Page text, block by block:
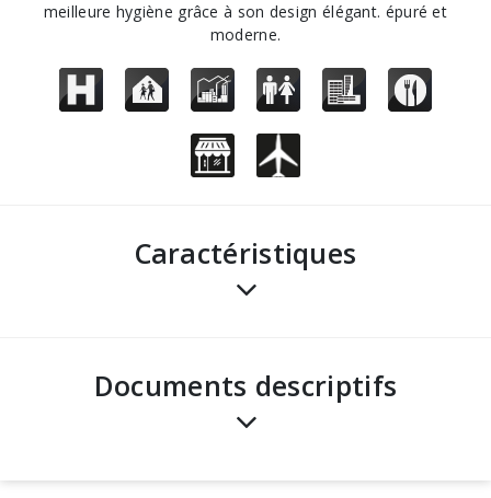
meilleure hygiène grâce à son design élégant. épuré et
moderne.
Caractéristiques
Documents descriptifs